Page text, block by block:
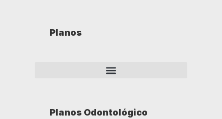
Planos
Planos Odontológico